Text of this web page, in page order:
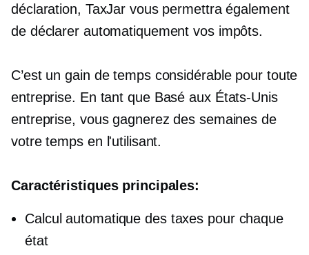
déclaration, TaxJar vous permettra également
de déclarer automatiquement vos impôts.
C’est un gain de temps considérable pour toute
entreprise. En tant que Basé aux États-Unis
entreprise, vous gagnerez des semaines de
votre temps en l'utilisant.
Caractéristiques principales:
Calcul automatique des taxes pour chaque
état